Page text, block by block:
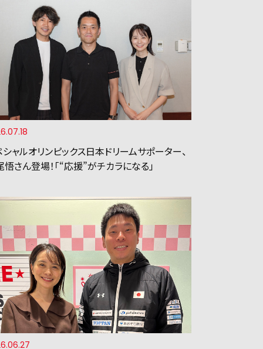
ャルオリンピックス日本ドリームサポーター、
さん登場！「“応援”がチカラになる」